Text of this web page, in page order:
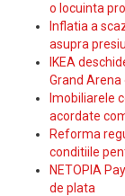
o locuinta
Inflatia a
asupra
IKEA
Grand Arena
Imobiliarele
acordate
Reforma
conditiile
NETOPIA
de plata